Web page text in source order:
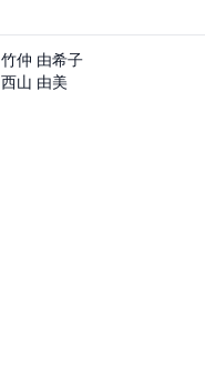
竹仲 由希子
西山 由美